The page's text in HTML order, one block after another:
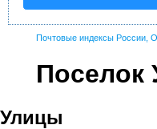
Почтовые индексы России,
Поселок
Улицы